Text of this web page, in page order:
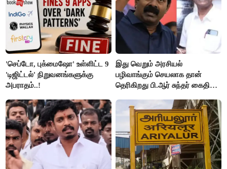
'செப்டோ, புக்மைஷோ' உள்ளிட்ட 9
'டிஜிட்டல்' நிறுவனங்களுக்கு
அபராதம்..!
இது வெறும் அரசியல்
பழிவாங்கும் செயலாக தான்
தெரிகிறது பி.ஆர் சுந்தர் கைதிற்கு